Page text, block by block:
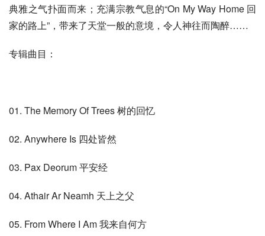
典雅之气扑面而来；充满宗教气息的“On My Way Home 回
家的路上”，带来了天堂一般的意境，令人神往而陶醉……
专辑曲目：
01. The Memory Of Trees 树的回忆
02. Anywhere Is 四处皆然
03. Pax Deorum 平安经
04. Athair Ar Neamh 天上之父
05. From Where I Am 我来自何方